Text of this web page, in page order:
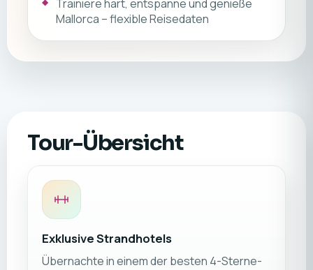
Trainiere hart, entspanne und genieße
Mallorca – flexible Reisedaten
Tour-Übersicht
Exklusive Strandhotels
Übernachte in einem der besten 4-Sterne-